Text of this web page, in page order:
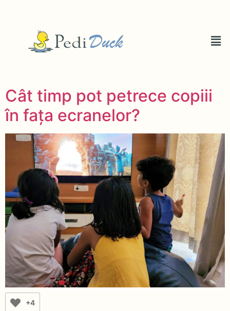
Cât timp pot petrece copiii
în fața ecranelor?
+4